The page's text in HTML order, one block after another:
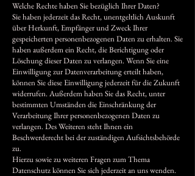
Welche Rechte haben Sie bezüglich Ihrer Daten?
Sie haben jederzeit das Recht, unentgeltlich Auskunft
über Herkunft, Empfänger und Zweck Ihrer
gespeicherten personenbezogenen Daten zu erhalten. Sie
haben außerdem ein Recht, die Berichtigung oder
Löschung dieser Daten zu verlangen. Wenn Sie eine
Einwilligung zur Datenverarbeitung erteilt haben,
können Sie diese Einwilligung jederzeit für die Zukunft
widerrufen. Außerdem haben Sie das Recht, unter
bestimmten Umständen die Einschränkung der
Verarbeitung Ihrer personenbezogenen Daten zu
verlangen. Des Weiteren steht Ihnen ein
Beschwerderecht bei der zuständigen Aufsichtsbehörde
zu.
Hierzu sowie zu weiteren Fragen zum Thema
Datenschutz können Sie sich jederzeit an uns wenden.